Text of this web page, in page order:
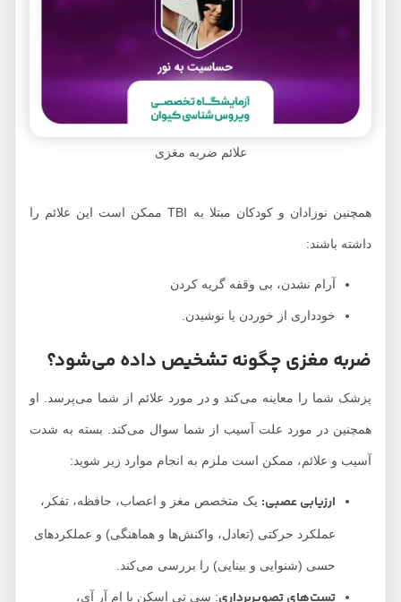
علائم ضربه مغزی
همچنین نوزادان و کودکان مبتلا به TBI ممکن است این علائم را
داشته باشند:
آرام نشدن، بی وقفه گریه کردن
خودداری از خوردن یا نوشیدن.
ضربه مغزی چگونه تشخیص داده می‌شود؟
پزشک شما را معاینه می‌کند و در مورد علائم از شما می‌پرسد. او
همچنین در مورد علت آسیب از شما سوال می‌کند. بسته به شدت
آسیب و علائم، ممکن است ملزم به انجام موارد زیر شوید:
ارزیابی عصبی:یک متخصص مغز و اعصاب، حافظه، تفکر،
عملکرد حرکتی (تعادل، واکنش‌ها و هماهنگی) و عملکردهای
حسی (شنوایی و بینایی) را بررسی می‌کند.
: سی تی اسکن یا ام آر آی،